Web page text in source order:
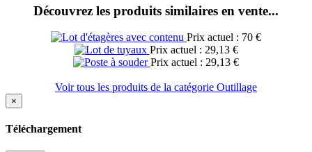
Découvrez les produits similaires en vente...
Prix actuel : 70 €
Prix actuel : 29,13 €
Prix actuel : 29,13 €
Voir tous les produits de la catégorie Outillage
×
Téléchargement